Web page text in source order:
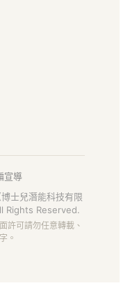
宣導
士兒潛能科技有限
Rights Reserved.
許可請勿任意轉載、
。